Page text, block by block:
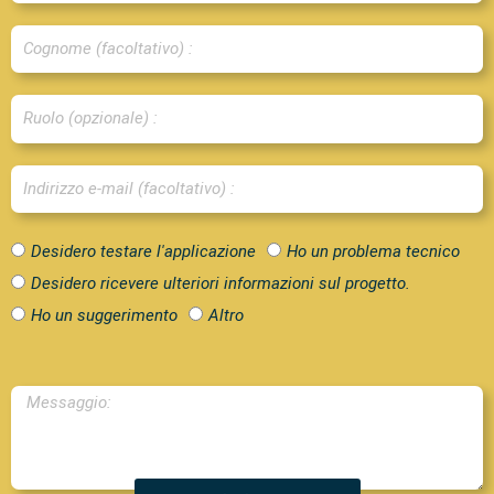
m
e
C
o
g
n
o
m
e
R
u
o
l
E
-
m
a
i
O
g
g
Desidero testare l'applicazione
Ho un problema tecnico
Desidero ricevere ulteriori informazioni sul progetto.
Ho un suggerimento
Altro
e